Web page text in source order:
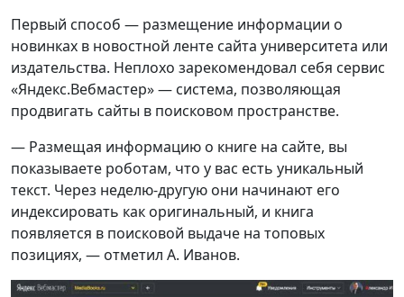
Первый способ — размещение информации о
новинках в новостной ленте сайта университета или
издательства. Неплохо зарекомендовал себя сервис
«Яндекс.Вебмастер» — система, позволяющая
продвигать сайты в поисковом пространстве.
— Размещая информацию о книге на сайте, вы
показываете роботам, что у вас есть уникальный
текст. Через неделю-другую они начинают его
индексировать как оригинальный, и книга
появляется в поисковой выдаче на топовых
позициях, — отметил А. Иванов.